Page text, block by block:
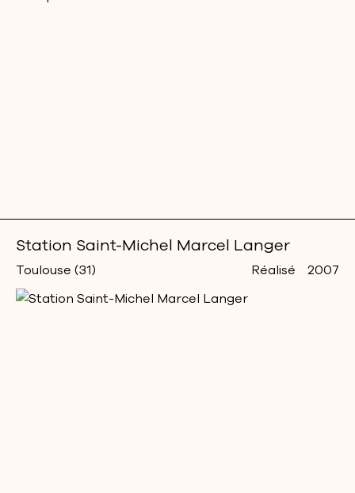
Station Saint-Michel Marcel Langer
Réalisé
Toulouse (31) 2007